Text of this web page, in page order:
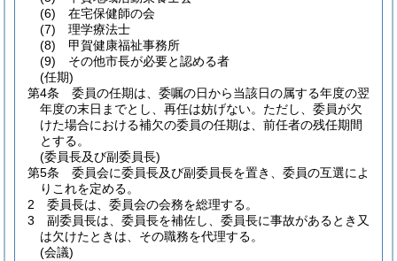
(6)
在宅保健師の会
(7)
理学療法士
(8)
甲賀健康福祉事務所
(9)
その他市長が必要と認める者
(任期)
第4条
委員の任期は、委嘱の日から当該日の属する年度の翌
年度の末日までとし、再任は妨げない。 ただし、委員が欠
けた場合における補欠の委員の任期は、前任者の残任期間
とする。
(委員長及び副委員長)
第5条
委員会に委員長及び副委員長を置き、委員の互選によ
りこれを定める。
2
委員長は、委員会の会務を総理する。
3
副委員長は、委員長を補佐し、委員長に事故があるとき又
は欠けたときは、その職務を代理する。
(会議)